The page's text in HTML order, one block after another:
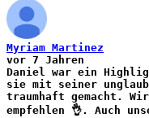
Myriam Martinez
vor 7 Jahren
Daniel war ein
sie mit seiner
traumhaft gemacht.
empfehlen 👌. Auch